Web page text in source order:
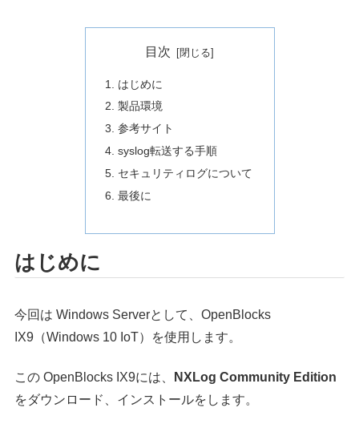
目次
はじめに
製品環境
参考サイト
syslog転送する手順
セキュリティログについて
最後に
はじめに
今回は Windows Serverとして、OpenBlocks
IX9（Windows 10 IoT）を使用します。
この OpenBlocks IX9には、
NXLog Community Edition
をダウンロード、インストールをします。